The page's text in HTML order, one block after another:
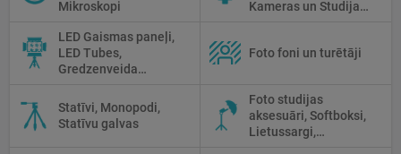
Mikroskopi
Kameras un Studijas
LED Gaismas paneļi,
LED Tubes,
Gredzenveida
Prožektori,
Fluorescējošās,
Halogānās
Foto foni un turētāji
Statīvi, Monopodi,
Statīvu galvas
Foto studijas
aksesuāri, Softboksi,
Lietussargi,